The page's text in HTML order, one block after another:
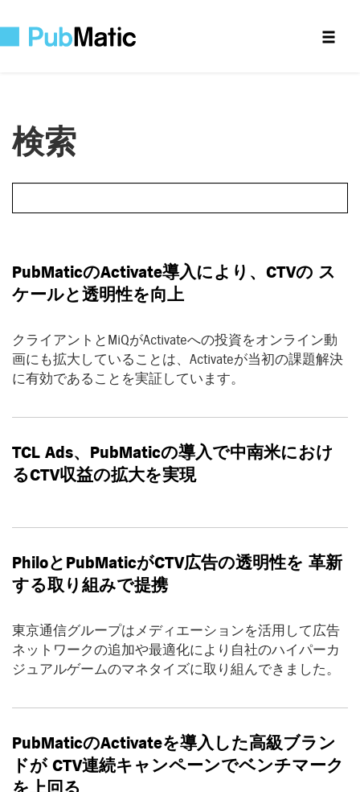
検索
PubMaticのActivate導入により、 CTVの ス
ケールと透明性を向上
クライアントとMiQがActivateへの投資をオンライン動
画にも拡大していることは、Activateが当初の課題解決
に有効であることを実証しています。
TCL Ads、 PubMaticの導入で中南米におけ
るCTV収益の拡大を実現
Philoと PubMaticがCTV広告の透明性を 革新
する取り組みで提携
東京通信グループはメディエーションを活用して広告
ネットワークの追加や最適化により自社のハイパーカ
ジュアルゲームのマネタイズに取り組んできました。
PubMaticのActivateを導入した高級ブラン
ドがCTV連続キャンペーンでベンチマーク